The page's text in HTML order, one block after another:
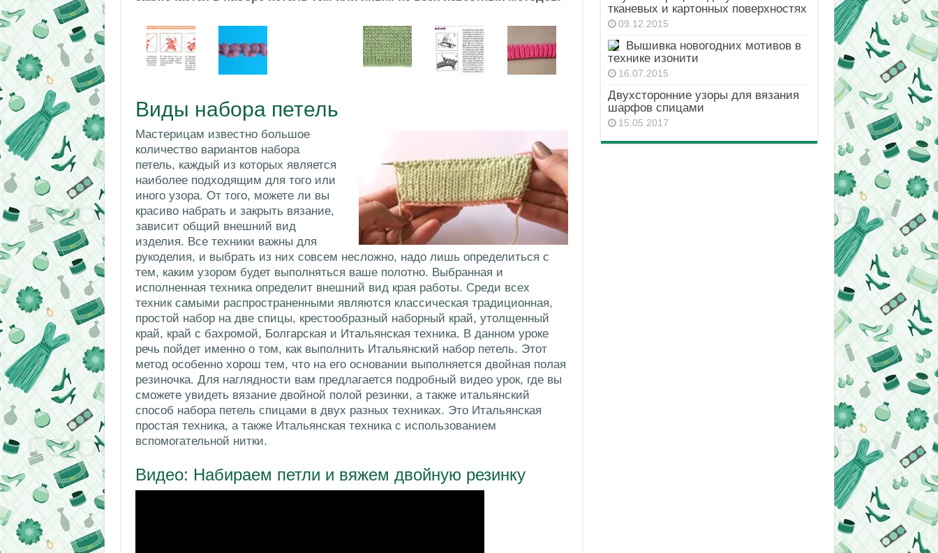
Виды набора петель
Мастерицам известно большое
количество вариантов набора
петель, каждый из которых является
наиболее подходящим для того или
иного узора. От того, можете ли вы
красиво набрать и закрыть вязание,
зависит общий внешний вид
изделия. Все техники важны для
рукоделия, и выбрать из них совсем несложно, надо лишь определиться с
тем, каким узором будет выполняться ваше полотно. Выбранная и
исполненная техника определит внешний вид края работы. Среди всех
техник самыми распространенными являются классическая традиционная,
простой набор на две спицы, крестообразный наборный край, утолщенный
край, край с бахромой, Болгарская и Итальянская техника. В данном уроке
речь пойдет именно о том, как выполнить Итальянский набор петель. Этот
метод особенно хорош тем, что на его основании выполняется двойная полая
резиночка. Для наглядности вам предлагается подробный видео урок, где вы
сможете увидеть вязание двойной полой резинки, а также итальянский
способ набора петель спицами в двух разных техниках. Это Итальянская
простая техника, а также Итальянская техника с использованием
вспомогательной нитки.
Видео: Набираем петли и вяжем двойную резинку
тканевых и картонных поверхностях
09.12.2015
Вышивка новогодних мотивов в
технике изонити
16.07.2015
Двухсторонние узоры для вязания
шарфов спицами
15.05.2017